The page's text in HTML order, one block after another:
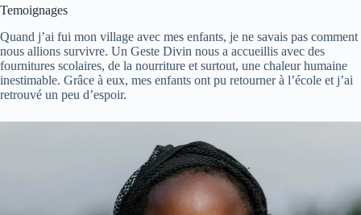
Temoignages
Quand j’ai fui mon village avec mes enfants, je ne savais pas comment
nous allions survivre. Un Geste Divin nous a accueillis avec des
fournitures scolaires, de la nourriture et surtout, une chaleur humaine
inestimable. Grâce à eux, mes enfants ont pu retourner à l’école et j’ai
retrouvé un peu d’espoir.